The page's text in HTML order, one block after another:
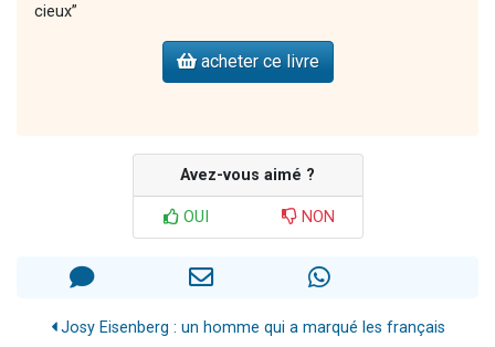
cieux”
acheter ce livre
Avez-vous aimé ?
OUI NON
Josy Eisenberg : un homme qui a marqué les français